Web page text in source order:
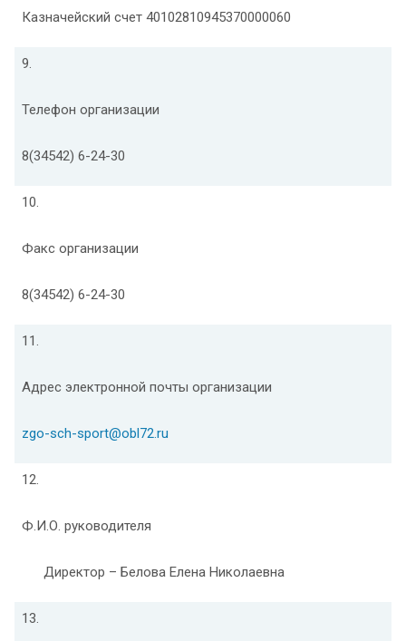
Казначейский счет 40102810945370000060
9.
Телефон организации
8(34542) 6-24-30
10.
Факс организации
8(34542) 6-24-30
11.
Адрес электронной почты организации
zgo-sch-sport@obl72.ru
12.
Ф.И.О. руководителя
Директор – Белова Елена Николаевна
13.